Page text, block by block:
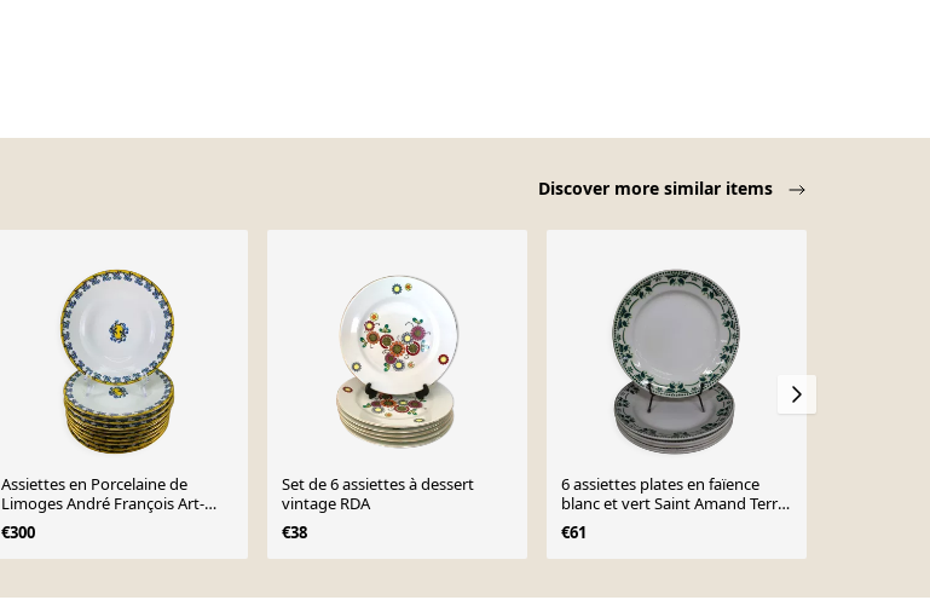
Discover more similar items
Assiettes en Porcelaine de
Limoges André François Art-
Déco 1928
€300
Set de 6 assiettes à dessert
vintage RDA
€38
6 assiettes plates en faïence
blanc et vert Saint Amand Terre
de Fer
€61